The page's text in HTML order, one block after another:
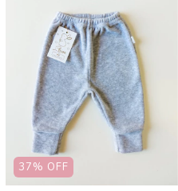
37% OFF